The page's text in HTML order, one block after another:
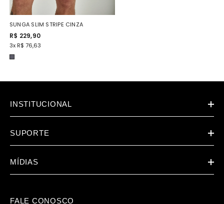
SUNGA SLIM STRIPE CINZA
R$ 229,90
3x R$ 76,63
INSTITUCIONAL
SUPORTE
MÍDIAS
FALE CONOSCO